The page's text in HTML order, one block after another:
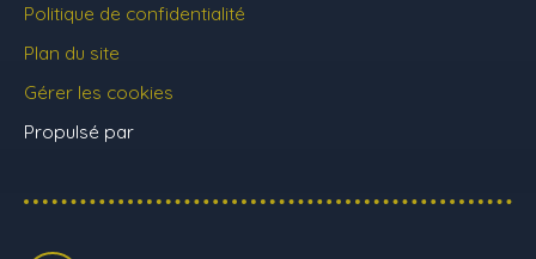
Politique de confidentialité
Plan du site
Gérer les cookies
Propulsé par